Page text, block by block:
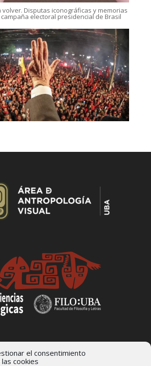
el consentimiento
cookies
volver. Disputas iconográficas y memorias
electoral presidencial de Brasil